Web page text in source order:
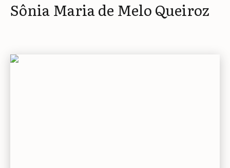
Sônia Maria de Melo Queiroz